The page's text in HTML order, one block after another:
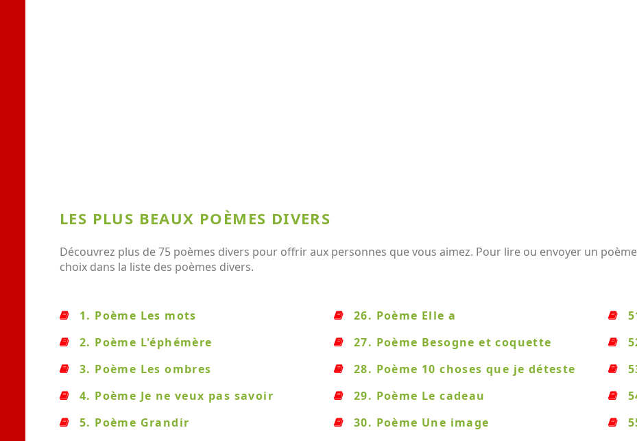
LES PLUS BEAUX POÈMES DIVERS
Découvrez plus de 75 poèmes divers pour offrir aux personnes que vous aimez. Pour lire ou envoyer un
choix dans la liste des poèmes divers.
1. Poème Les mots
2. Poème L'éphémère
3. Poème Les ombres
4. Poème Je ne veux pas savoir
5. Poème Grandir
26. Poème Elle a
27. Poème Besogne et coquette
28. Poème 10 choses que je déteste
29. Poème Le cadeau
30. Poème Une image